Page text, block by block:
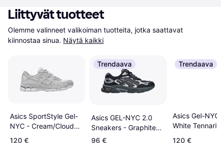
Liittyvät tuotteet
Olemme valinneet valikoiman tuotteita, jotka saattavat
kiinnostaa sinua. Näytä kaikki
Asics SportStyle Gel-
NYC - Cream/Cloud
Grey
120 €
Trendaava
Asics GEL-NYC 2.0
Sneakers - Graphite
Grey/Black
96 €
Trendaava
Asics Gel-
White Tennarit
120 €